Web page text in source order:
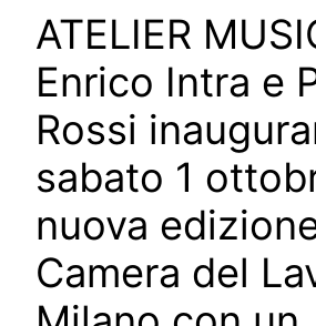
ATELIER
Enrico Intra e
Rossi
sabato 1
nuova
Camera del